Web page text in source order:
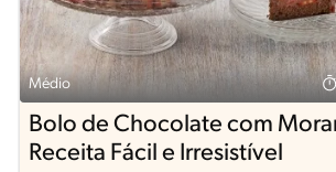
Médio
Bolo de Chocolate com
Receita Fácil e Irresistível